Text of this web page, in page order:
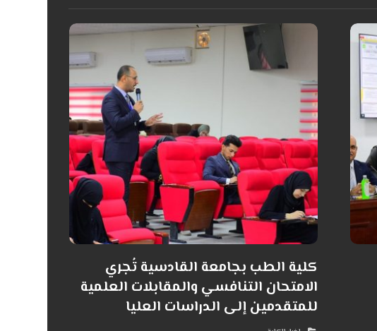
كلية الطب بجامعة القادسية تُجري
الامتحان التنافسي والمقابلات العلمية
للمتقدمين إلى الدراسات العليا